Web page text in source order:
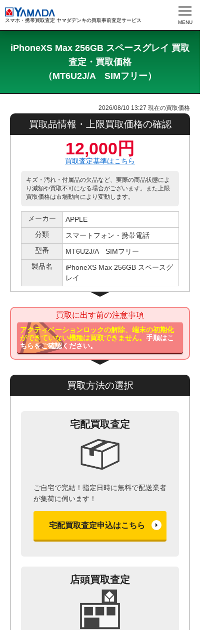
スマホ・携帯買取査定 ヤマダデンキの買取事前査定サービス
iPhoneXS Max 256GB スペースグレイ 買取
査定・買取価格
（MT6U2J/A SIMフリー）
2026/08/10 13:27 現在の買取価格
買取品情報・上限買取価格の確認
12,000円
買取査定基準はこちら
キズ・汚れ・付属品の欠品など、実際の商品状態によ
り減額や買取不可になる場合がございます。また上限
買取価格は市場動向により変動します。
メーカー
APPLE
分類
スマートフォン・携帯電話
型番
MT6U2J/A SIMフリー
製品名
iPhoneXS Max 256GB スペースグ
レイ
買取に出す前の注意事項
アクティベーションロックの解除、端末の初期化
ができていない機種は買取できません。手順はこ
ちらをご確認ください。
買取方法の選択
宅配買取査定
ご自宅で完結！指定日時に無料で配送業者
が集荷に伺います！
宅配買取査定申込はこちら
店頭買取査定